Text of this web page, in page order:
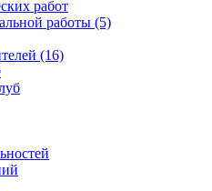
работ
работы (5)
(16)